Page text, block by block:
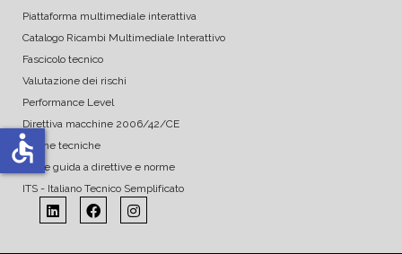
Piattaforma multimediale interattiva
Catalogo Ricambi Multimediale Interattivo
Fascicolo tecnico
Valutazione dei rischi
Performance Level
Direttiva macchine 2006/42/CE
Norme tecniche
Linee guida a direttive e norme
ITS - Italiano Tecnico Semplificato
accessible